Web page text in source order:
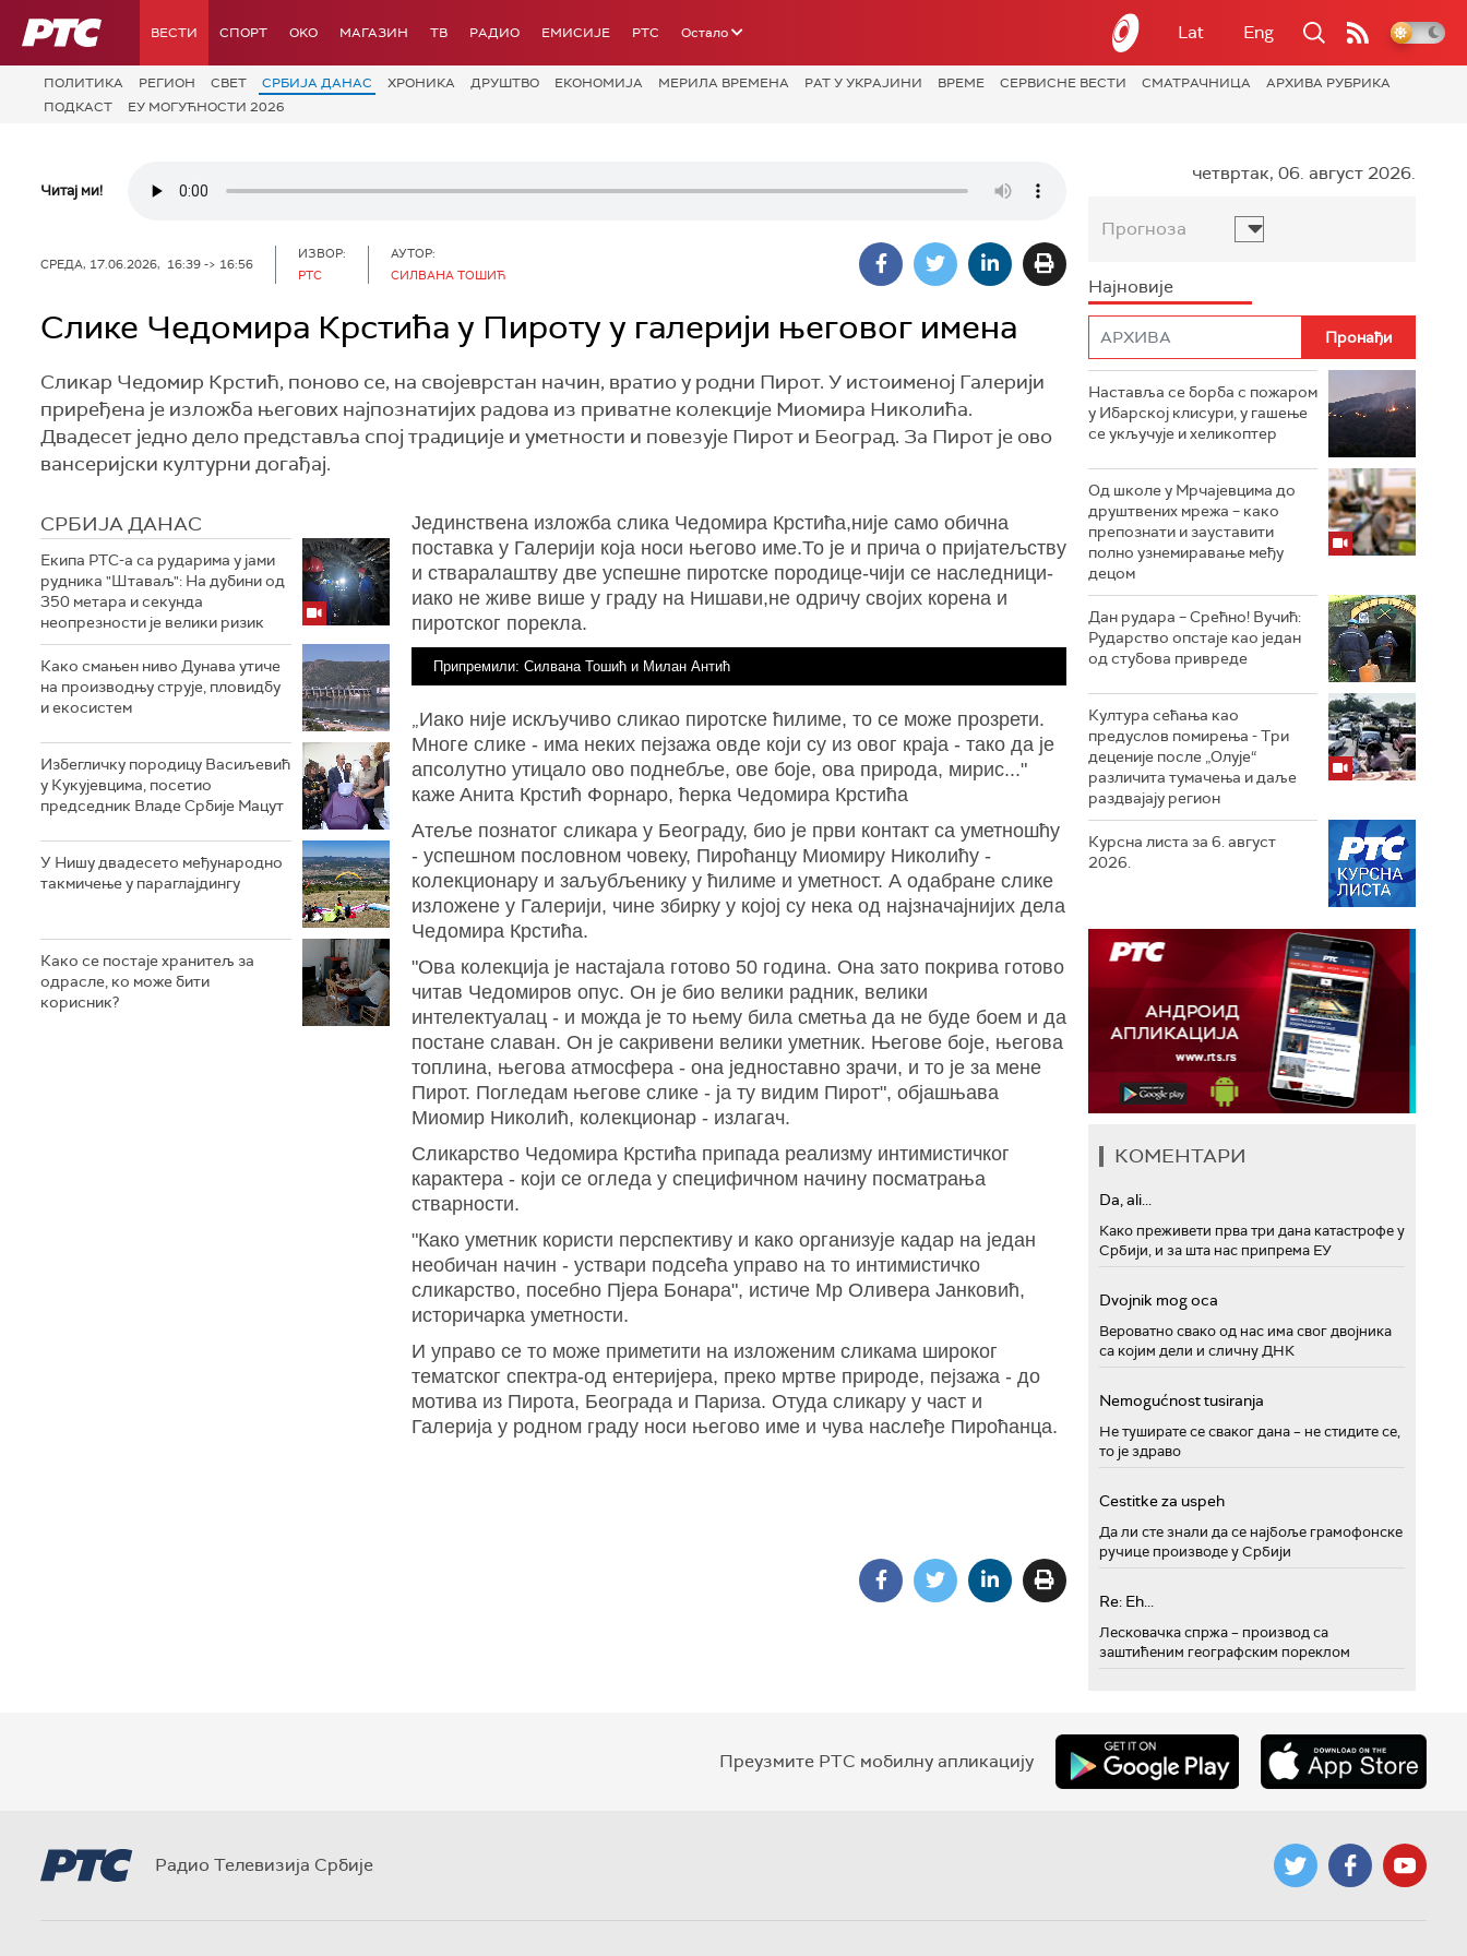
РТС ВЕСТИ СПОРТ OKO МАГАЗИН ТВ РАДИО ЕМИСИЈЕ РТС Остало Lat Eng
ПОЛИТИКА РЕГИОН СВЕТ СРБИЈА ДАНАС ХРОНИКА ДРУШТВО ЕКОНОМИЈА МЕРИЛА ВРЕМЕНА РАТ У УКРАЈИНИ ВРЕМЕ СЕРВИСНЕ ВЕСТИ СМАТРАЧНИЦА
АРХИВА РУБРИКА
ПОДКАСТ
ЕУ МОГУЋНОСТИ 2026
Читај ми!
СРЕДА, 17.06.2026, 16:39 -> 16:56
ИЗВОР:
РТС
АУТОР:
СИЛВАНА ТОШИЋ
Слике Чедомира Крстића у Пироту у галерији његовог имена
Сликар Чедомир Крстић, поново се, на својеврстан начин, вратио у родни Пирот. У истоименој Галерији
приређена је изложба његових најпознатијих радова из приватне колекције Миомира Николића.
Двадесет једно дело представља спој традиције и уметности и повезује Пирот и Београд. За Пирот је ово
вансеријски културни догађај.
СРБИЈА ДАНАС
Екипа РТС-а са рударима у јами
рудника "Штаваљ": На дубини од
350 метара и секунда
неопрезности је велики ризик
Како смањен ниво Дунава утиче
на производњу струје, пловидбу
и екосистем
Избегличку породицу Васиљевић
у Кукујевцима, посетио
председник Владе Србије Мацут
У Нишу двадесето међународно
такмичење у параглајдингу
Како се постаје хранитељ за
одрасле, ко може бити
корисник?
Јединствена изложба слика Чедомира Крстића,није само обична
поставка у Галерији која носи његово име.То је и прича о пријатељству
и стваралаштву две успешне пиротске породице-чији се наследници-
иако не живе више у граду на Нишави,не одричу својих корена и
пиротског порекла.
Припремили: Силвана Тошић и Милан Антић
„Иако није искључиво сликао пиротске ћилиме, то се може прозрети.
Многе слике - има неких пејзажа овде који су из овог краја - тако да је
апсолутно утицало ово поднебље, ове боје, ова природа, мирис..."
каже Анита Крстић Форнаро, ћерка Чедомира Крстића
Атеље познатог сликара у Београду, био је први контакт са уметношћу
- успешном пословном човеку, Пироћанцу Миомиру Николићу -
колекционару и заљубљенику у ћилиме и уметност. А одабране слике
изложене у Галерији, чине збирку у којој су нека од најзначајнијих дела
Чедомира Крстића.
"Ова колекција је настајала готово 50 година. Она зато покрива готово
читав Чедомиров опус. Он је био велики радник, велики
интелектуалац - и можда је то њему била сметња да не буде боем и да
постане славан. Он је сакривени велики уметник. Његове боје, његова
топлина, његова атмосфера - она једноставно зрачи, и то је за мене
Пирот. Погледам његове слике - ја ту видим Пирот", објашњава
Миомир Николић, колекционар - излагач.
Сликарство Чедомира Крстића припада реализму интимистичког
карактера - који се огледа у специфичном начину посматрања
стварности.
"Како уметник користи перспективу и како организује кадар на један
необичан начин - уствари подсећа управо на то интимистичко
сликарство, посебно Пјера Бонара", истиче Мр Оливера Јанковић,
историчарка уметности.
И управо се то може приметити на изложеним сликама широког
тематског спектра-од ентеријера, преко мртве природе, пејзажа - до
мотива из Пирота, Београда и Париза. Отуда сликару у част и
Галерија у родном граду носи његово име и чува наслеђе Пироћанца.
четвртак, 06. август 2026.
Прогноза
Најновије
Наставља се борба с пожаром
у Ибарској клисури, у гашење
се укључује и хеликоптер
Од школе у Мрчајевцима до
друштвених мрежа – како
препознати и зауставити
полно узнемиравање међу
децом
Дан рудара – Срећно! Вучић:
Рударство опстаје као један
од стубова привреде
Култура сећања као
предуслов помирења ­- Три
деценије после „Олује“
различита тумачења и даље
раздвајају регион
Курсна листа за 6. август
2026.
КОМЕНТАРИ
Da, ali...
Како преживети прва три дана катастрофе у
Србији, и за шта нас припрема ЕУ
Dvojnik mog oca
Вероватно свако од нас има свог двојника
са којим дели и сличну ДНК
Nemogućnost tusiranja
Не туширате се сваког дана – не стидите се,
то је здраво
Cestitke za uspeh
Да ли сте знали да се најбоље грамофонске
ручице производе у Србији
Re: Eh...
Лесковачка спржа – производ са
заштићеним географским пореклом
Преузмите РТС мобилну апликацију
Радио Телевизија Србије